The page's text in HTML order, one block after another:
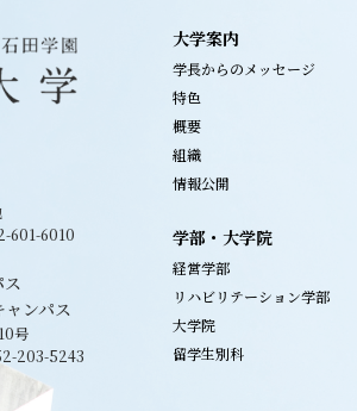
601-6010
ンパス
号
203-5243
大学案内
学長からのメッセージ
特色
概要
組織
情報公開
学部・大学院
経営学部
リハビリテーション学部
大学院
留学生別科